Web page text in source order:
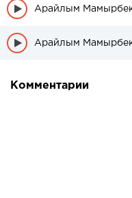
Арайлым
Комментарии